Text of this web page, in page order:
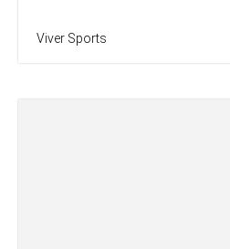
Viver Sports